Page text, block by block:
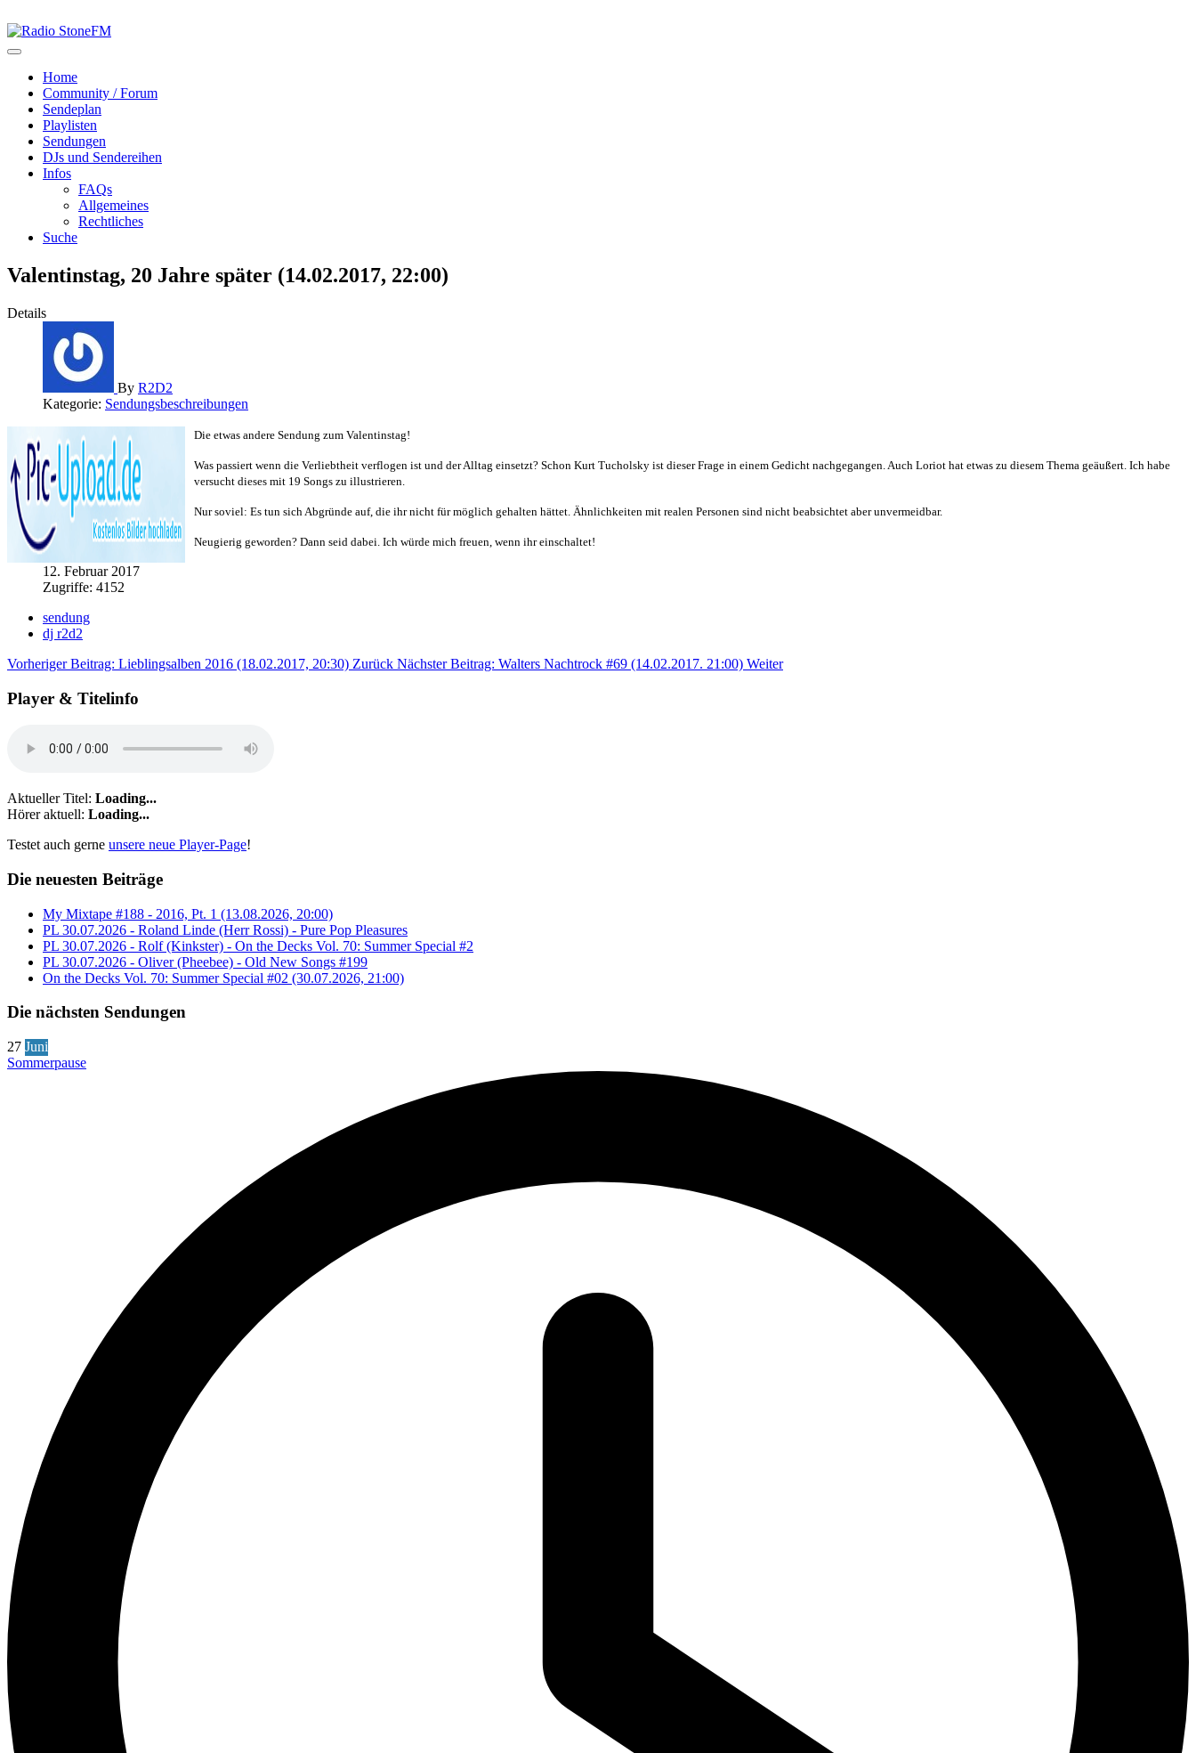
Home
Community / Forum
Sendeplan
Playlisten
Sendungen
DJs und Sendereihen
Infos
FAQs
Allgemeines
Rechtliches
Suche
Valentinstag, 20 Jahre später (14.02.2017, 22:00)
Details
By R2D2
Kategorie: Sendungsbeschreibungen
Die etwas andere Sendung zum Valentinstag!
Was passiert wenn die Verliebtheit verflogen ist und der Alltag einsetzt? Schon Kurt Tucholsky ist dieser Frage in einem Gedicht nachgegangen. Auch Loriot hat etwas zu diesem Thema geäußert. Ich habe
versucht dieses mit 19 Songs zu illustrieren.
Nur soviel: Es tun sich Abgründe auf, die ihr nicht für möglich gehalten hättet. Ähnlichkeiten mit realen Personen sind nicht beabsichtet aber unvermeidbar.
Neugierig geworden? Dann seid dabei. Ich würde mich freuen, wenn ihr einschaltet!
12. Februar 2017
Zugriffe: 4152
sendung
dj r2d2
Vorheriger Beitrag: Lieblingsalben 2016 (18.02.2017, 20:30) Zurück Nächster Beitrag: Walters Nachtrock #69 (14.02.2017. 21:00) Weiter
Player & Titelinfo
Aktueller Titel: Loading...
Hörer aktuell: Loading...
Testet auch gerne unsere neue Player-Page!
Die neuesten Beiträge
My Mixtape #188 - 2016, Pt. 1 (13.08.2026, 20:00)
PL 30.07.2026 - Roland Linde (Herr Rossi) - Pure Pop Pleasures
PL 30.07.2026 - Rolf (Kinkster) - On the Decks Vol. 70: Summer Special #2
PL 30.07.2026 - Oliver (Pheebee) - Old New Songs #199
On the Decks Vol. 70: Summer Special #02 (30.07.2026, 21:00)
Die nächsten Sendungen
27 Juni
Sommerpause